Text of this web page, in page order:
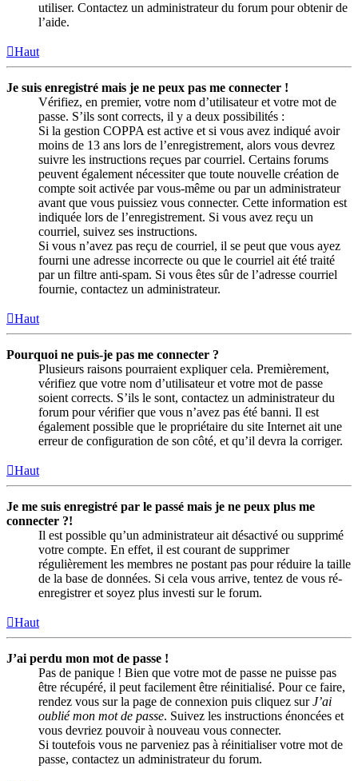
utiliser. Contactez un administrateur du forum pour obtenir de
l’aide.
Haut
Je suis enregistré mais je ne peux pas me connecter !
Vérifiez, en premier, votre nom d’utilisateur et votre mot de
passe. S’ils sont corrects, il y a deux possibilités :
Si la gestion COPPA est active et si vous avez indiqué avoir
moins de 13 ans lors de l’enregistrement, alors vous devrez
suivre les instructions reçues par courriel. Certains forums
peuvent également nécessiter que toute nouvelle création de
compte soit activée par vous-même ou par un administrateur
avant que vous puissiez vous connecter. Cette information est
indiquée lors de l’enregistrement. Si vous avez reçu un
courriel, suivez ses instructions.
Si vous n’avez pas reçu de courriel, il se peut que vous ayez
fourni une adresse incorrecte ou que le courriel ait été traité
par un filtre anti-spam. Si vous êtes sûr de l’adresse courriel
fournie, contactez un administrateur.
Haut
Pourquoi ne puis-je pas me connecter ?
Plusieurs raisons pourraient expliquer cela. Premièrement,
vérifiez que votre nom d’utilisateur et votre mot de passe
soient corrects. S’ils le sont, contactez un administrateur du
forum pour vérifier que vous n’avez pas été banni. Il est
également possible que le propriétaire du site Internet ait une
erreur de configuration de son côté, et qu’il devra la corriger.
Haut
Je me suis enregistré par le passé mais je ne peux plus me
connecter ?!
Il est possible qu’un administrateur ait désactivé ou supprimé
votre compte. En effet, il est courant de supprimer
régulièrement les membres ne postant pas pour réduire la taille
de la base de données. Si cela vous arrive, tentez de vous ré-
enregistrer et soyez plus investi sur le forum.
Haut
J’ai perdu mon mot de passe !
Pas de panique ! Bien que votre mot de passe ne puisse pas
être récupéré, il peut facilement être réinitialisé. Pour ce faire,
rendez vous sur la page de connexion puis cliquez surJ’ai
oublié mon mot de passe. Suivez les instructions énoncées et
vous devriez pouvoir à nouveau vous connecter.
Si toutefois vous ne parveniez pas à réinitialiser votre mot de
passe, contactez un administrateur du forum.